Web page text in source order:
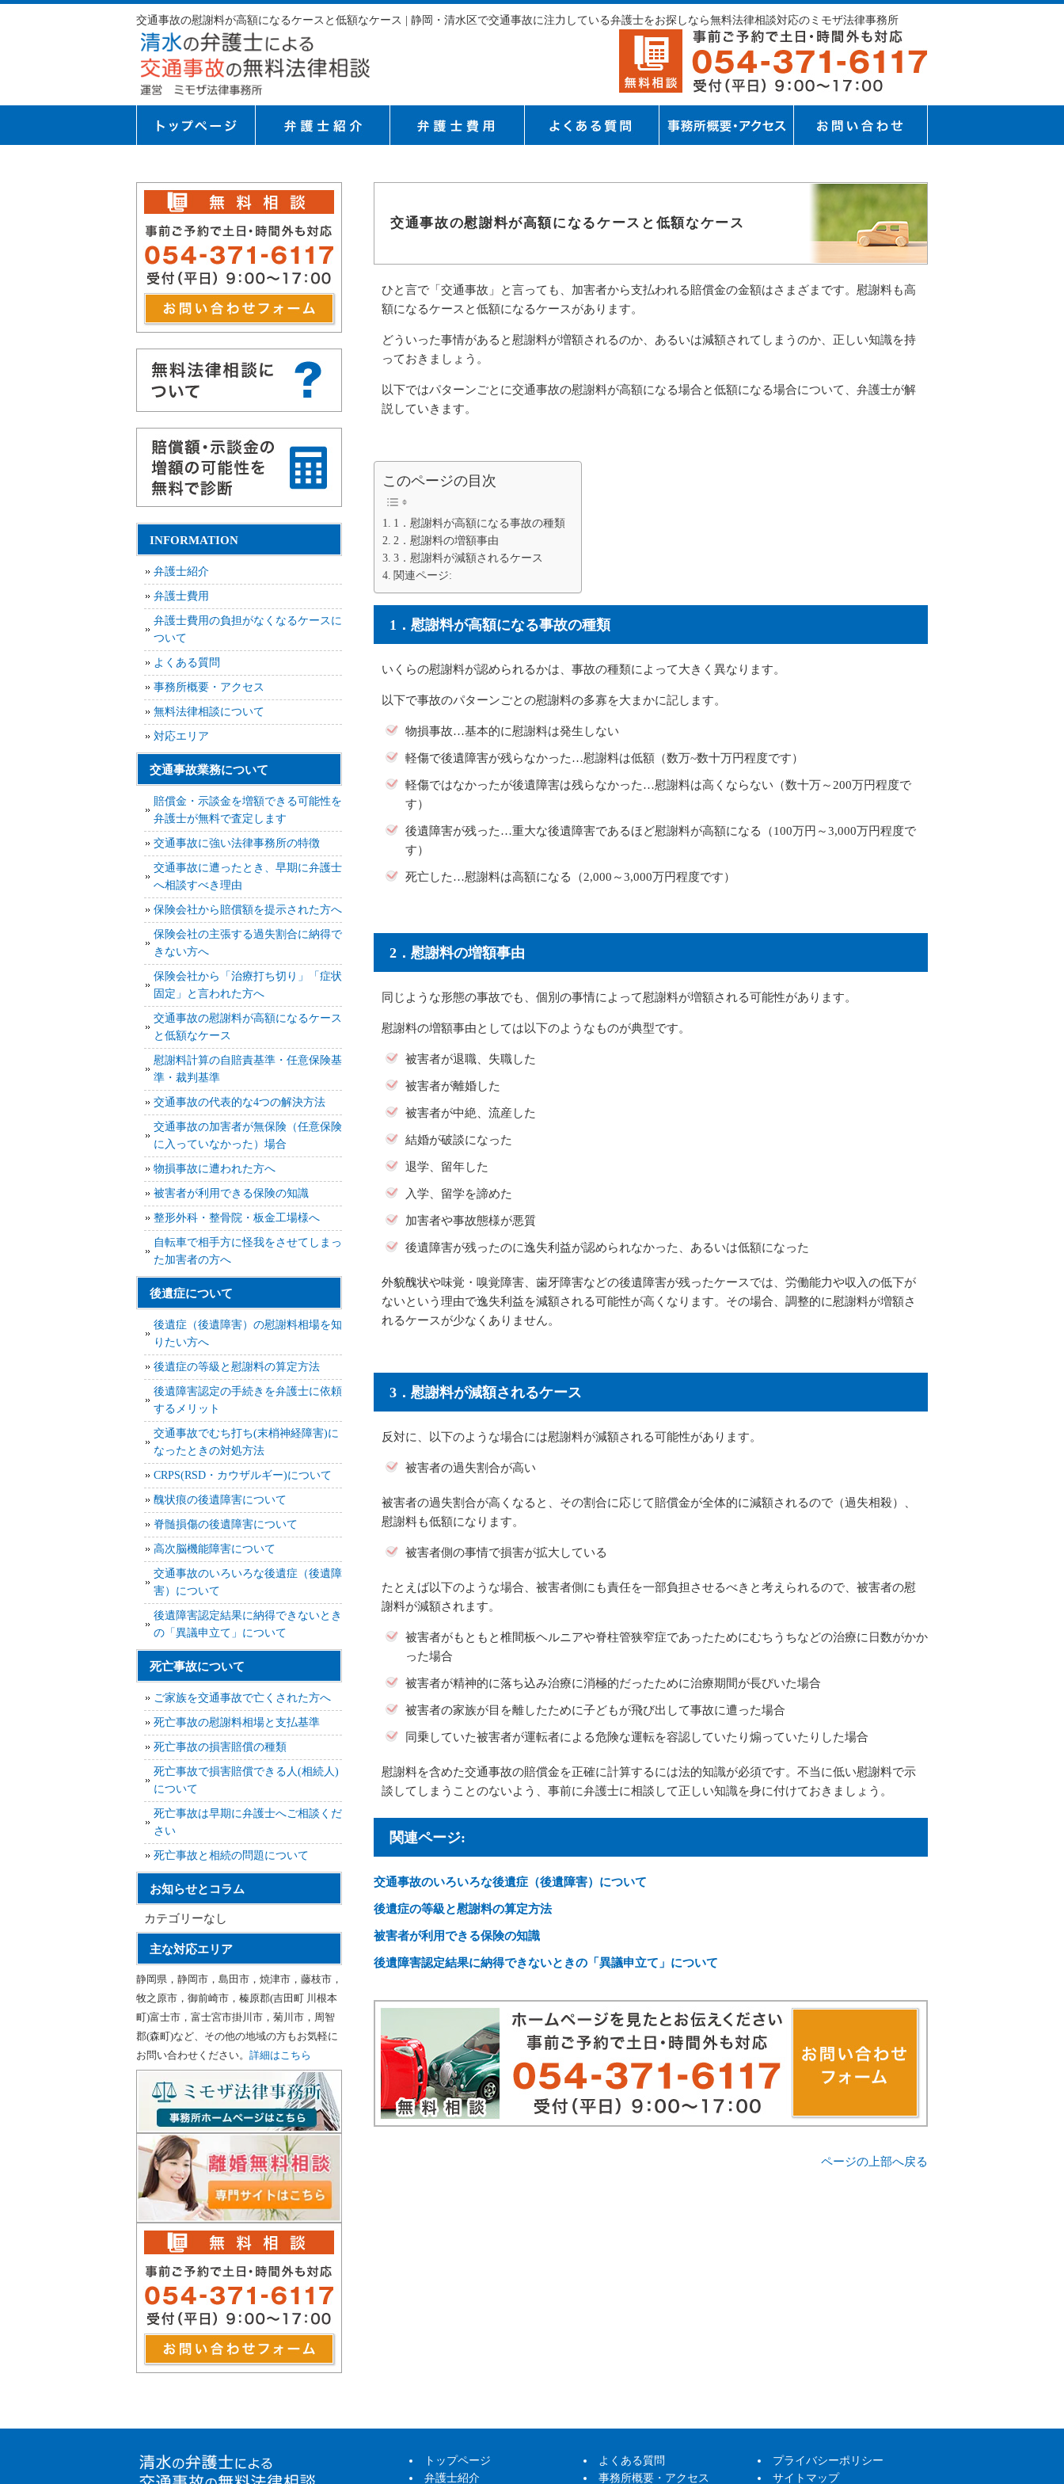
交通事故の慰謝料が高額になるケースと低額なケース | 静岡・清水区で交通事故に注力している弁護士をお探しなら無料法律相談対応のミモザ法律事務所
交通事故の慰謝料が高額になるケースと低額なケース
ひと言で「交通事故」と言っても、加害者から支払われる賠償金の金額はさまざまです。慰謝料も高
額になるケースと低額になるケースがあります。
どういった事情があると慰謝料が増額されるのか、あるいは減額されてしまうのか、正しい知識を持
っておきましょう。
以下ではパターンごとに交通事故の慰謝料が高額になる場合と低額になる場合について、弁護士が解
説していきます。
このページの目次
1．慰謝料が高額になる事故の種類
2．慰謝料の増額事由
3．慰謝料が減額されるケース
関連ページ:
1．慰謝料が高額になる事故の種類
いくらの慰謝料が認められるかは、事故の種類によって大きく異なります。
以下で事故のパターンごとの慰謝料の多寡を大まかに記します。
物損事故…基本的に慰謝料は発生しない
軽傷で後遺障害が残らなかった…慰謝料は低額（数万~数十万円程度です）
軽傷ではなかったが後遺障害は残らなかった…慰謝料は高くならない（数十万～200万円程度で
す）
後遺障害が残った…重大な後遺障害であるほど慰謝料が高額になる（100万円～3,000万円程度で
す）
死亡した…慰謝料は高額になる（2,000～3,000万円程度です）
2．慰謝料の増額事由
同じような形態の事故でも、個別の事情によって慰謝料が増額される可能性があります。
慰謝料の増額事由としては以下のようなものが典型です。
被害者が退職、失職した
被害者が離婚した
被害者が中絶、流産した
結婚が破談になった
退学、留年した
入学、留学を諦めた
加害者や事故態様が悪質
後遺障害が残ったのに逸失利益が認められなかった、あるいは低額になった
外貌醜状や味覚・嗅覚障害、歯牙障害などの後遺障害が残ったケースでは、労働能力や収入の低下が
ないという理由で逸失利益を減額される可能性が高くなります。その場合、調整的に慰謝料が増額さ
れるケースが少なくありません。
3．慰謝料が減額されるケース
反対に、以下のような場合には慰謝料が減額される可能性があります。
被害者の過失割合が高い
被害者の過失割合が高くなると、その割合に応じて賠償金が全体的に減額されるので（過失相殺）、
慰謝料も低額になります。
被害者側の事情で損害が拡大している
たとえば以下のような場合、被害者側にも責任を一部負担させるべきと考えられるので、被害者の慰
謝料が減額されます。
被害者がもともと椎間板ヘルニアや脊柱管狭窄症であったためにむちうちなどの治療に日数がかか
った場合
被害者が精神的に落ち込み治療に消極的だったために治療期間が長びいた場合
被害者の家族が目を離したために子どもが飛び出して事故に遭った場合
同乗していた被害者が運転者による危険な運転を容認していたり煽っていたりした場合
慰謝料を含めた交通事故の賠償金を正確に計算するには法的知識が必須です。不当に低い慰謝料で示
談してしまうことのないよう、事前に弁護士に相談して正しい知識を身に付けておきましょう。
関連ページ:
交通事故のいろいろな後遺症（後遺障害）について
後遺症の等級と慰謝料の算定方法
被害者が利用できる保険の知識
後遺障害認定結果に納得できないときの「異議申立て」について
ページの上部へ戻る
INFORMATION
弁護士紹介
弁護士費用
弁護士費用の負担がなくなるケースに
ついて
よくある質問
事務所概要・アクセス
無料法律相談について
対応エリア
交通事故業務について
賠償金・示談金を増額できる可能性を
弁護士が無料で査定します
交通事故に強い法律事務所の特徴
交通事故に遭ったとき、早期に弁護士
へ相談すべき理由
保険会社から賠償額を提示された方へ
保険会社の主張する過失割合に納得で
きない方へ
保険会社から「治療打ち切り」「症状
固定」と言われた方へ
交通事故の慰謝料が高額になるケース
と低額なケース
慰謝料計算の自賠責基準・任意保険基
準・裁判基準
交通事故の代表的な4つの解決方法
交通事故の加害者が無保険（任意保険
に入っていなかった）場合
物損事故に遭われた方へ
被害者が利用できる保険の知識
整形外科・整骨院・板金工場様へ
自転車で相手方に怪我をさせてしまっ
た加害者の方へ
後遺症について
後遺症（後遺障害）の慰謝料相場を知
りたい方へ
後遺症の等級と慰謝料の算定方法
後遺障害認定の手続きを弁護士に依頼
するメリット
交通事故でむち打ち(末梢神経障害)に
なったときの対処方法
CRPS(RSD・カウザルギー)について
醜状痕の後遺障害について
脊髄損傷の後遺障害について
高次脳機能障害について
交通事故のいろいろな後遺症（後遺障
害）について
後遺障害認定結果に納得できないとき
の「異議申立て」について
死亡事故について
ご家族を交通事故で亡くされた方へ
死亡事故の慰謝料相場と支払基準
死亡事故の損害賠償の種類
死亡事故で損害賠償できる人(相続人)
について
死亡事故は早期に弁護士へご相談くだ
さい
死亡事故と相続の問題について
お知らせとコラム
カテゴリーなし
主な対応エリア
静岡県，静岡市，島田市，焼津市，藤枝市，
牧之原市，御前崎市，榛原郡(吉田町 川根本
町)富士市，富士宮市掛川市，菊川市，周智
郡(森町)など、その他の地域の方もお気軽に
お問い合わせください。 詳細はこちら
トップページ
弁護士紹介
よくある質問
事務所概要・アクセス
プライバシーポリシー
サイトマップ